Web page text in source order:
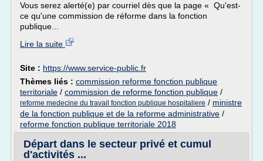
Vous serez alerté(e) par courriel dès que la page « Qu'est-
ce qu'une commission de réforme dans la fonction
publique...
Lire la suite
Site : https://www.service-public.fr
Thèmes liés : commission reforme fonction publique
territoriale / commission de reforme fonction publique /
reforme medecine du travail fonction publique hospitaliere / ministre
de la fonction publique et de la reforme administrative /
reforme fonction publique territoriale 2018
Départ dans le secteur privé et cumul
d'activités ...